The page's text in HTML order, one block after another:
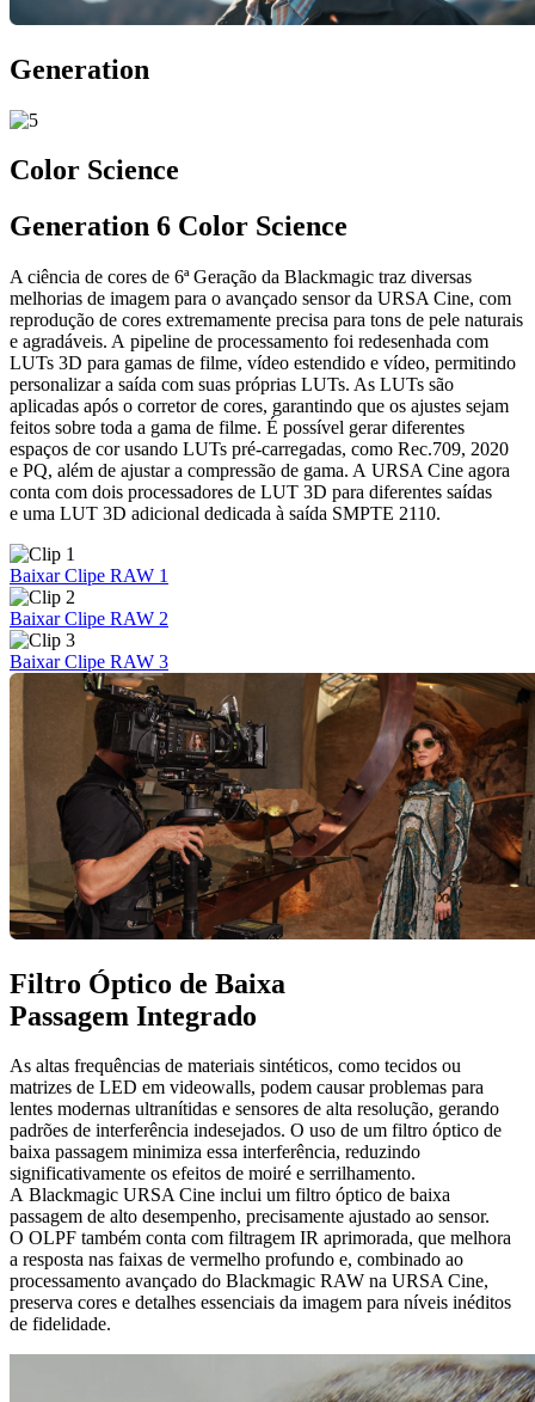
Generation
Color Science
Generation 6 Color Science
A ciência de cores de 6ª Geração da Blackmagic traz diversas
melhorias de imagem para o avançado sensor da URSA Cine, com
reprodução de cores extremamente precisa para tons de pele naturais
e agradáveis. A pipeline de processamento foi redesenhada com
LUTs 3D para gamas de filme, vídeo estendido e vídeo, permitindo
personalizar a saída com suas próprias LUTs. As LUTs são
aplicadas após o corretor de cores, garantindo que os ajustes sejam
feitos sobre toda a gama de filme. É possível gerar diferentes
espaços de cor usando LUTs pré-carregadas, como Rec.709, 2020
e PQ, além de ajustar a compressão de gama. A URSA Cine agora
conta com dois processadores de LUT 3D para diferentes saídas
e uma LUT 3D adicional dedicada à saída SMPTE 2110.
Baixar Clipe RAW 1
Baixar Clipe RAW 2
Baixar Clipe RAW 3
Filtro Óptico de Baixa
Passagem Integrado
As altas frequências de materiais sintéticos, como tecidos ou
matrizes de LED em videowalls, podem causar problemas para
lentes modernas ultranítidas e sensores de alta resolução, gerando
padrões de interferência indesejados. O uso de um filtro óptico de
baixa passagem minimiza essa interferência, reduzindo
significativamente os efeitos de moiré e serrilhamento.
A Blackmagic URSA Cine inclui um filtro óptico de baixa
passagem de alto desempenho, precisamente ajustado ao sensor.
O OLPF também conta com filtragem IR aprimorada, que melhora
a resposta nas faixas de vermelho profundo e, combinado ao
processamento avançado do Blackmagic RAW na URSA Cine,
preserva cores e detalhes essenciais da imagem para níveis inéditos
de fidelidade.